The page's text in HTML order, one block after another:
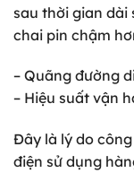
sau thời gian dài
chai pin chậm
– Quãng đường
– Hiệu suất vận
Đây là lý do
điện sử dụng